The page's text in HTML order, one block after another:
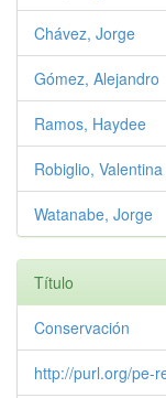
Chávez, Jorge
Gómez, Alejandro
Ramos, Haydee
Robiglio, Valentina
Watanabe, Jorge
Título
Conservación
http://purl.org/pe-